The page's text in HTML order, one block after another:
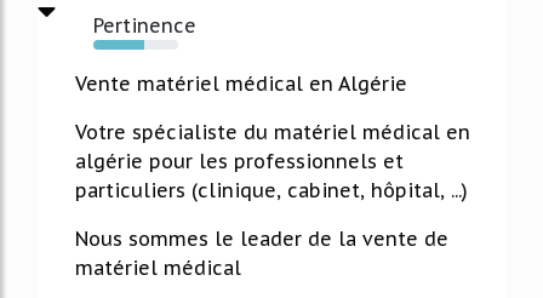
Pertinence
60%
Vente matériel médical en Algérie
Votre spécialiste du matériel médical en
algérie pour les professionnels et
particuliers (clinique, cabinet, hôpital, ...)
Nous sommes le leader de la vente de
matériel médical